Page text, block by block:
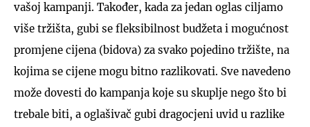
vašoj kampanji. Također, kada za jedan oglas ciljamo
više tržišta, gubi se fleksibilnost budžeta i mogućnost
promjene cijena (bidova) za svako pojedino tržište, na
kojima se cijene mogu bitno razlikovati. Sve navedeno
može dovesti do kampanja koje su skuplje nego što bi
trebale biti, a oglašivač gubi dragocjeni uvid u razlike